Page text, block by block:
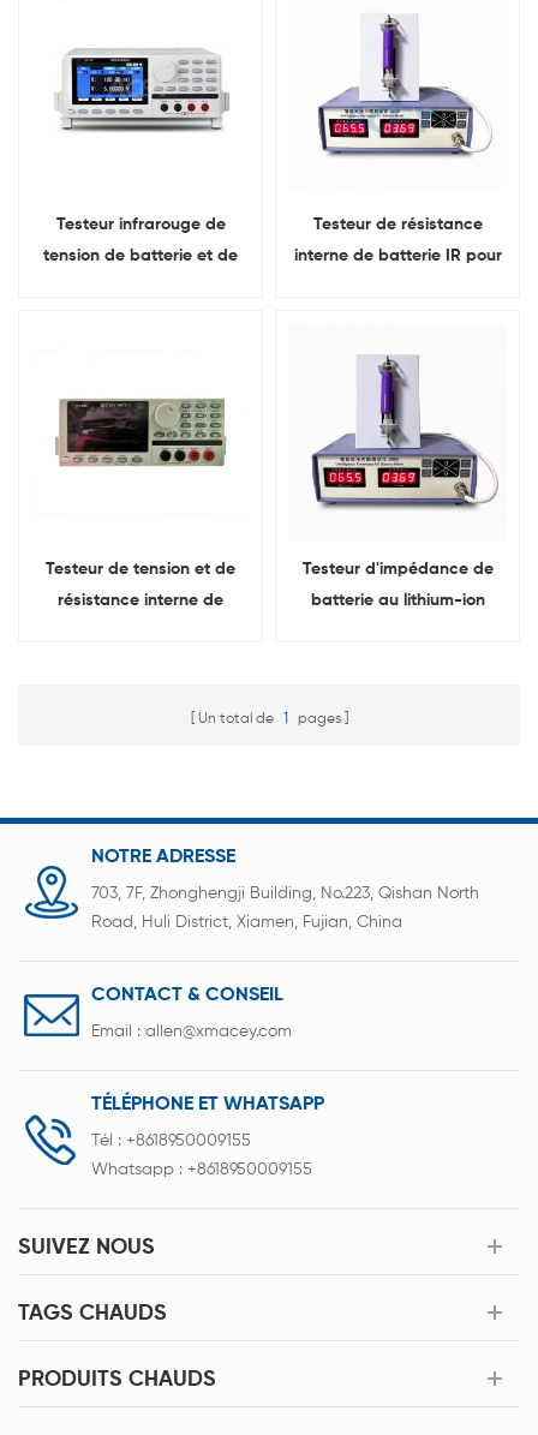
Testeur infrarouge de
tension de batterie et de
Testeur de résistance
interne de batterie IR pour
Testeur de tension et de
résistance interne de
Testeur d'impédance de
batterie au lithium-ion
Un total de 1 pages
NOTRE ADRESSE
703, 7F, Zhonghengji Building, No.223, Qishan North
Road, Huli District, Xiamen, Fujian, China
CONTACT & CONSEIL
Email : allen@xmacey.com
TÉLÉPHONE ET WHATSAPP
Tél : +8618950009155
Whatsapp : +8618950009155
SUIVEZ NOUS
TAGS CHAUDS
PRODUITS CHAUDS